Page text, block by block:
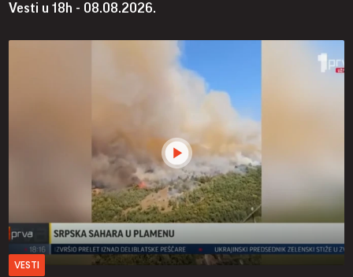
Vesti u 18h - 08.08.2026.
VESTI